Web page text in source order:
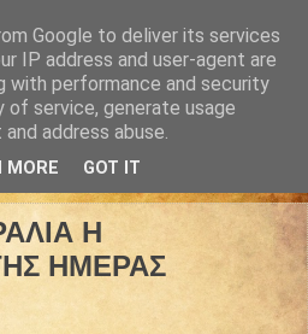
Η
ΗΜΕΡΑΣ
Google to deliver its services
IP address and user-agent are
with performance and security
service, generate usage
address abuse.
MORE GOT IT